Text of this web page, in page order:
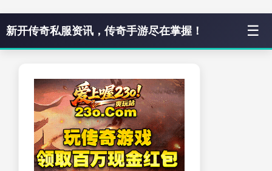
新开传奇私服资讯，传奇手游尽在掌握！ ☰